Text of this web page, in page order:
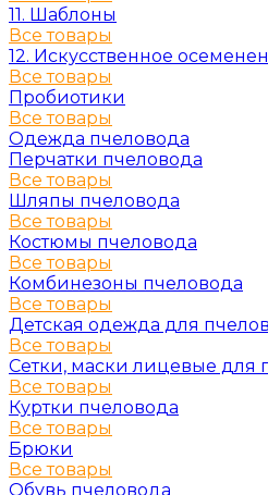
11. Шаблоны
Все товары
12. Искусственное
Все товары
Пробиотики
Все товары
Одежда пчеловода
Перчатки пчеловода
Все товары
Шляпы пчеловода
Все товары
Костюмы пчеловода
Все товары
Комбинезоны пчеловода
Все товары
Детская одежда для
Все товары
Сетки, маски лицевые для
Все товары
Куртки пчеловода
Все товары
Брюки
Все товары
Обувь пчеловода